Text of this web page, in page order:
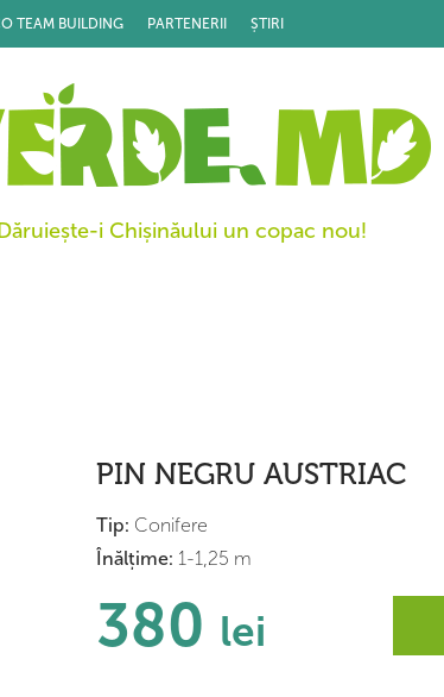
TEAM BUILDING PARTENERII ȘTIRI
i Chișinăului un copac nou!
PIN NEGRU AUSTRIAC
Tip: Conifere
Înălțime: 1-1,25 m
380 lei